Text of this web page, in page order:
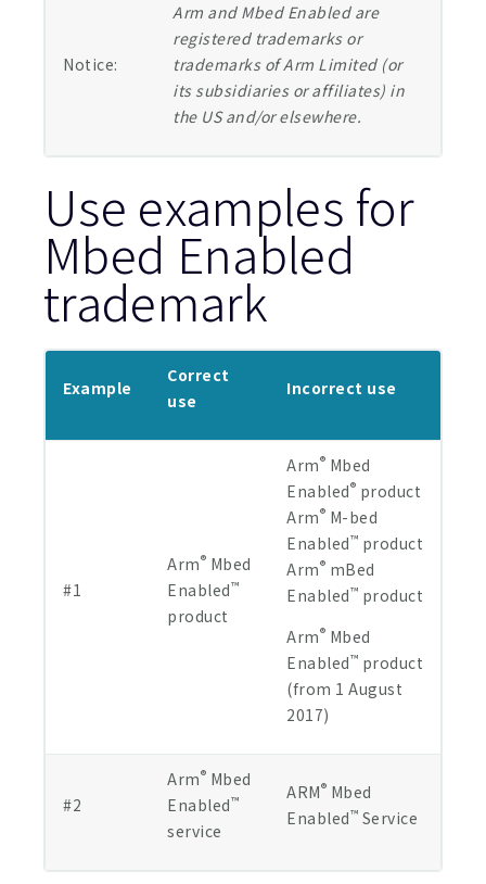
Notice:
Arm and Mbed Enabled are
registered trademarks or
trademarks of Arm Limited (or
its subsidiaries or affiliates) in
the US and/or elsewhere.
Use examples for
Mbed Enabled
trademark
Example
Correct
use
Incorrect use
#1
Arm® Mbed
Enabled™
product
Arm® Mbed
Enabled® product
Arm® M-bed
Enabled™ product
Arm® mBed
Enabled™ product
Arm® Mbed
Enabled™ product
(from 1 August
2017)
#2
Arm® Mbed
Enabled™
service
ARM® Mbed
Enabled™ Service